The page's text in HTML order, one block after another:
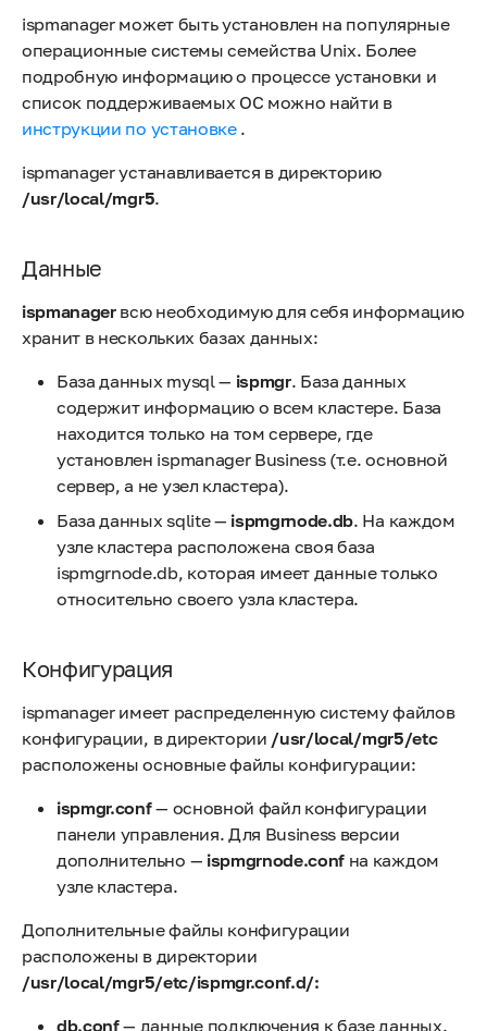
ispmanager может быть установлен на популярные
операционные системы семейства Unix. Более
подробную информацию о процессе установки и
список поддерживаемых ОС можно найти в
инструкции по установке .
ispmanager устанавливается в директорию
/usr/local/mgr5.
Данные
ispmanagerвсю необходимую для себя информацию
хранит в нескольких базах данных:
База данных mysql — ispmgr. База данных
содержит информацию о всем кластере. База
находится только на том сервере, где
установлен ispmanager Business (т.е. основной
сервер, а не узел кластера).
База данных sqlite — ispmgrnode.db. На каждом
узле кластера расположена своя база
ispmgrnode.db, которая имеет данные только
относительно своего узла кластера.
Конфигурация
ispmanager имеет распределенную систему файлов
конфигурации, в директории /usr/local/mgr5/etc
расположены основные файлы конфигурации:
ispmgr.conf— основной файл конфигурации
панели управления. Для Business версии
дополнительно — ispmgrnode.conf на каждом
узле кластера.
Дополнительные файлы конфигурации
расположены в директории
/usr/local/mgr5/etc/ispmgr.conf.d/:
db.conf— данные подключения к базе данных.